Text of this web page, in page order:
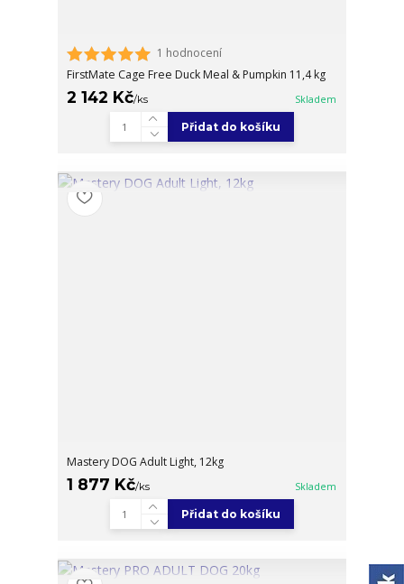
1 hodnocení
FirstMate Cage Free Duck Meal & Pumpkin 11,4 kg
2 142 Kč/ks Skladem
Přidat do košíku
Mastery DOG Adult Light, 12kg
1 877 Kč/ks Skladem
Přidat do košíku